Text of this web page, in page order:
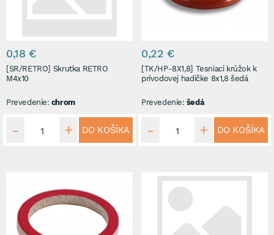
0,18 €
[SR/RETRO] Skrutka RETRO
M4x10
Prevedenie: chrom
DO KOŠÍKA
0,22 €
[TK/HP-8X1,8] Tesniaci krúžok k
prívodovej hadičke 8x1,8 šedá
Prevedenie: šedá
DO KOŠÍKA